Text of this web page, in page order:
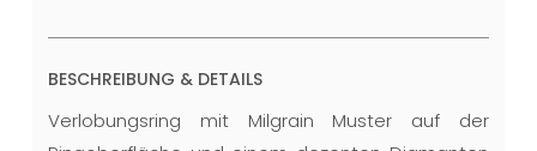
BESCHREIBUNG & DETAILS
Verlobungsring mit Milgrain Muster auf der